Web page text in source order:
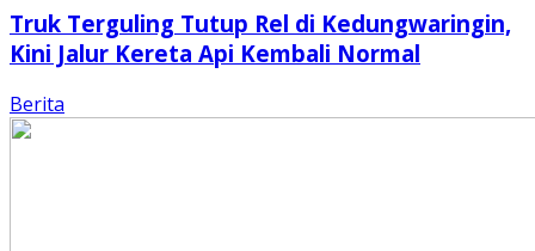
Truk Terguling Tutup Rel di Kedungwaringin,
Kini Jalur Kereta Api Kembali Normal
Berita